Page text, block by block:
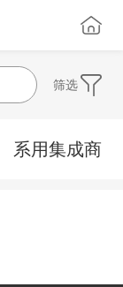
筛选
系用集成商